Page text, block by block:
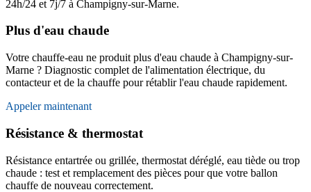
24h/24 et 7j/7 à Champigny-sur-Marne.
Plus d'eau chaude
Votre chauffe-eau ne produit plus d'eau chaude à Champigny-sur-
Marne ? Diagnostic complet de l'alimentation électrique, du
contacteur et de la chauffe pour rétablir l'eau chaude rapidement.
Appeler maintenant
Résistance & thermostat
Résistance entartrée ou grillée, thermostat déréglé, eau tiède ou trop
chaude : test et remplacement des pièces pour que votre ballon
chauffe de nouveau correctement.